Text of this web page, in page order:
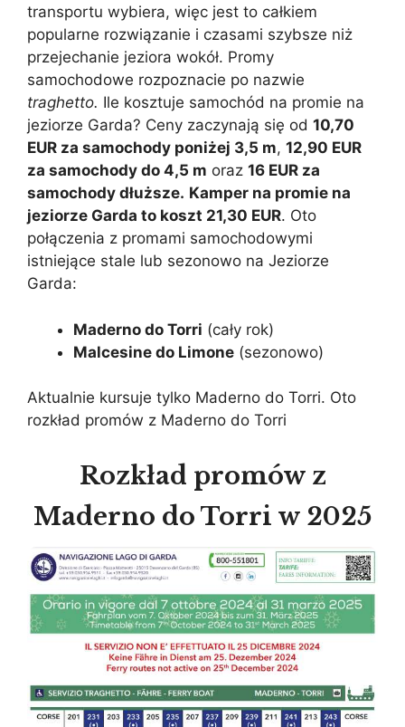
transportu wybiera, więc jest to całkiem
popularne rozwiązanie i czasami szybsze niż
przejechanie jeziora wokół. Promy
samochodowe rozpoznacie po nazwie
traghetto. Ile kosztuje samochód na promie na
jeziorze Garda? Ceny zaczynają się od 10,70
EUR za samochody poniżej 3,5 m, 12,90 EUR
za samochody do 4,5 m oraz 16 EUR za
samochody dłuższe. Kamper na promie na
jeziorze Garda to koszt 21,30 EUR. Oto
połączenia z promami samochodowymi
istniejące stale lub sezonowo na Jeziorze
Garda:
Maderno do Torri (cały rok)
Malcesine do Limone (sezonowo)
Aktualnie kursuje tylko Maderno do Torri. Oto
rozkład promów z Maderno do Torri
Rozkład promów z
Maderno do Torri w 2025